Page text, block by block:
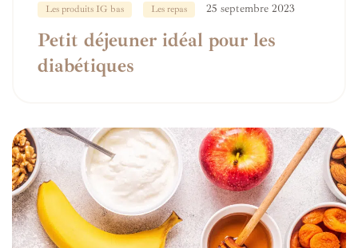
Les produits IG bas Les repas 25 septembre 2023
Petit déjeuner idéal pour les
diabétiques